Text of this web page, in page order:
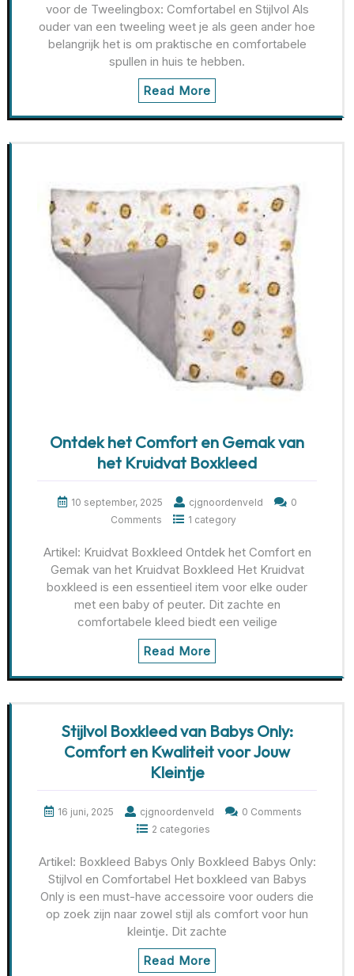
voor de Tweelingbox: Comfortabel en Stijlvol Als
ouder van een tweeling weet je als geen ander hoe
belangrijk het is om praktische en comfortabele
spullen in huis te hebben.
Read More
Ontdek het Comfort en Gemak van
het Kruidvat Boxkleed
10 september, 2025 cjgnoordenveld
0
Comments
1 category
Artikel: Kruidvat Boxkleed Ontdek het Comfort en
Gemak van het Kruidvat Boxkleed Het Kruidvat
boxkleed is een essentieel item voor elke ouder
met een baby of peuter. Dit zachte en
comfortabele kleed biedt een veilige
Read More
Stijlvol Boxkleed van Babys Only:
Comfort en Kwaliteit voor Jouw
Kleintje
16 juni, 2025 cjgnoordenveld
0 Comments
2 categories
Artikel: Boxkleed Babys Only Boxkleed Babys Only:
Stijlvol en Comfortabel Het boxkleed van Babys
Only is een must-have accessoire voor ouders die
op zoek zijn naar zowel stijl als comfort voor hun
kleintje. Dit zachte
Read More